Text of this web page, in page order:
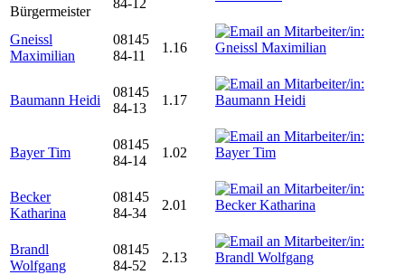
Bürgermeister
84-12
Gneissl
Maximilian
08145
84-11
1.16
Baumann Heidi
08145
84-13
1.17
Bayer Tim
08145
84-14
1.02
Becker
Katharina
08145
84-34
2.01
Brandl
Wolfgang
08145
84-52
2.13